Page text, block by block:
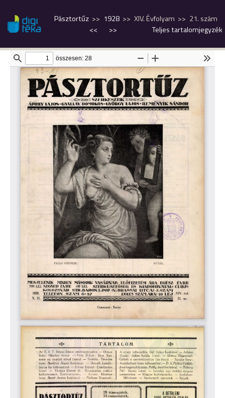
Pásztortűz 1928 XIV. Évfolyam
21. szám
<<
>> Teljes tartalomjegyzék